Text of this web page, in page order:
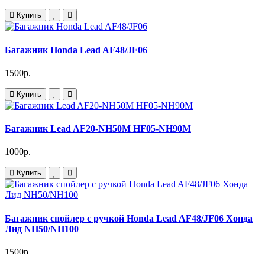
Купить
Багажник Honda Lead AF48/JF06
1500р.
Купить
Багажник Lead AF20-NH50M HF05-NH90M
1000р.
Купить
Багажник спойлер c ручкой Honda Lead AF48/JF06 Хонда
Лид NH50/NH100
1500р.